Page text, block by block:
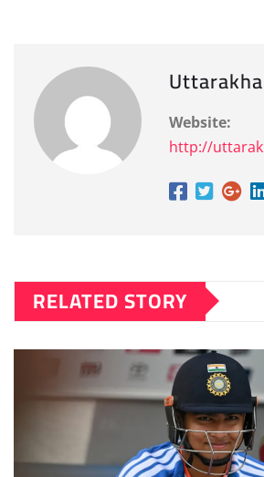
Website:
http://
RELATED STORY